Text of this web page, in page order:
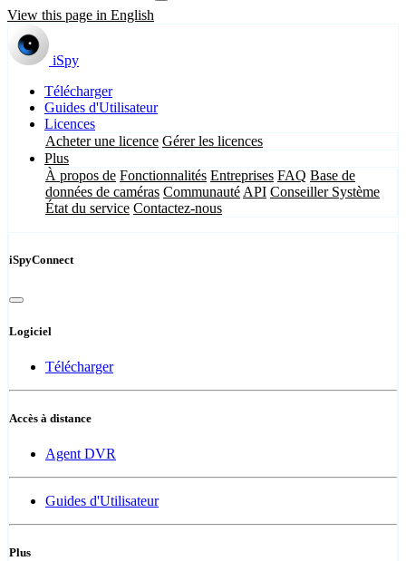
View this page in English
iSpy
Télécharger
Guides d'Utilisateur
Licences
Acheter une licence Gérer les licences
Plus
À propos de Fonctionnalités Entreprises FAQ Base de
données de caméras Communauté API Conseiller Système
État du service Contactez-nous
iSpyConnect
Logiciel
Télécharger
Accès à distance
Agent DVR
Guides d'Utilisateur
Plus